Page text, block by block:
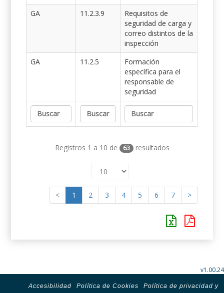
GA
11.2.3.9
Requisitos de
seguridad de carga y
correo distintos de la
inspección
GA
11.2.5
Formación
específica para el
responsable de
seguridad
Registros 1 a 10 de 63 resultados
< 1 2 3 4 5 6 7 >
v1.00.24
Accesibilidad Política de Cookies
Política de privacidad y